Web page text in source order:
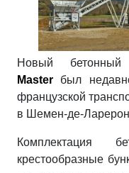
Новый
Master был
французской
в Шемен-де-
Комплектация
крестообразные